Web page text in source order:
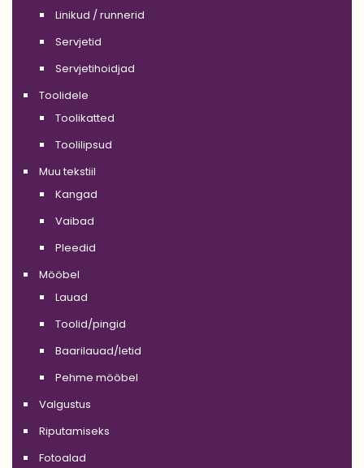
Linikud / runnerid
Servjetid
Servjetihoidjad
Toolidele
Toolikatted
Toolilipsud
Muu tekstiil
Kangad
Vaibad
Pleedid
Mööbel
Lauad
Toolid/pingid
Baarilauad/letid
Pehme mööbel
Valgustus
Riputamiseks
Fotoalad